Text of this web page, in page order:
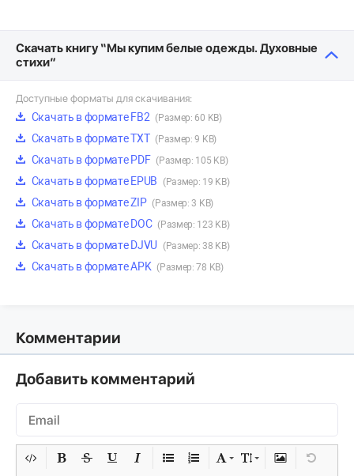
Скачать книгу “Мы купим белые одежды. Духовные
стихи”
Доступные форматы для скачивания:
Скачать в формате FB2 (Размер: 60 KB)
Скачать в формате TXT (Размер: 9 KB)
Скачать в формате PDF (Размер: 105 KB)
Скачать в формате EPUB (Размер: 19 KB)
Скачать в формате ZIP (Размер: 3 KB)
Скачать в формате DOC (Размер: 123 KB)
Скачать в формате DJVU (Размер: 38 KB)
Скачать в формате APK (Размер: 78 KB)
Комментарии
Добавить комментарий